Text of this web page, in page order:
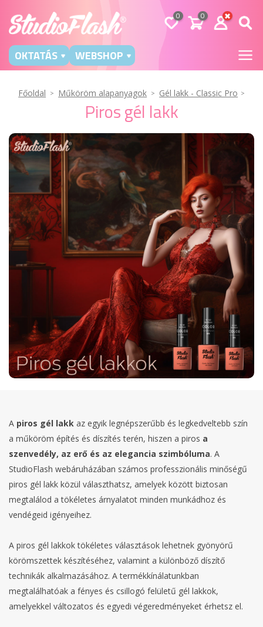
0 0
OKTATÁS WEBSHOP
Főoldal Műköröm alapanyagok Gél lakk - Classic Pro
Piros gél lakk
A piros gél lakk az egyik legnépszerűbb és legkedveltebb szín
a műköröm építés és díszítés terén, hiszen a piros a
szenvedély, az erő és az elegancia szimbóluma. A
StudioFlash webáruházában számos professzionális minőségű
piros gél lakk közül választhatsz, amelyek között biztosan
megtalálod a tökéletes árnyalatot minden munkádhoz és
vendégeid igényeihez.
A piros gél lakkok tökéletes választások lehetnek gyönyörű
körömszettek készítéséhez, valamint a különböző díszítő
technikák alkalmazásához. A termékkínálatunkban
megtalálhatóak a fényes és csillogó felületű gél lakkok,
amelyekkel változatos és egyedi végeredményeket érhetsz el.